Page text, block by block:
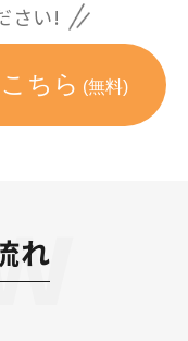
さい!
ちら (無料)
れ